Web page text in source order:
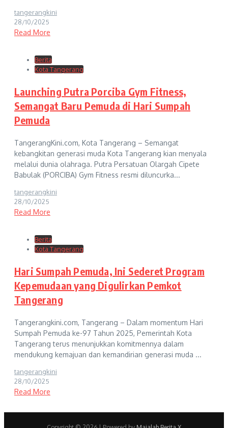
tangerangkini
28/10/2025
Read More
Berita
Kota Tangerang
Launching Putra Porciba Gym Fitness,
Semangat Baru Pemuda di Hari Sumpah
Pemuda
TangerangKini.com, Kota Tangerang – Semangat
kebangkitan generasi muda Kota Tangerang kian menyala
melalui dunia olahraga. Putra Persatuan Olargah Cipete
Babulak (PORCIBA) Gym Fitness resmi diluncurka...
tangerangkini
28/10/2025
Read More
Berita
Kota Tangerang
Hari Sumpah Pemuda, Ini Sederet Program
Kepemudaan yang Digulirkan Pemkot
Tangerang
Tangerangkini.com, Tangerang – Dalam momentum Hari
Sumpah Pemuda ke-97 Tahun 2025, Pemerintah Kota
Tangerang terus menunjukkan komitmennya dalam
mendukung kemajuan dan kemandirian generasi muda ...
tangerangkini
28/10/2025
Read More